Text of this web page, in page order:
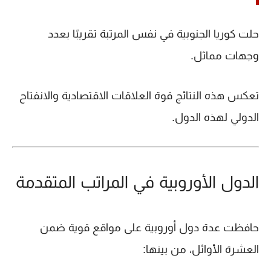
حلت كوريا الجنوبية في نفس المرتبة تقريبًا بعدد
وجهات مماثل.
تعكس هذه النتائج قوة العلاقات الاقتصادية والانفتاح
الدولي لهذه الدول.
الدول الأوروبية في المراتب المتقدمة
حافظت عدة دول أوروبية على مواقع قوية ضمن
العشرة الأوائل، من بينها: